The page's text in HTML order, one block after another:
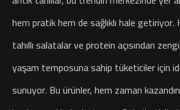
hem pratik hem de sağlıklı hale getiriyor.
tahıllı salatalar ve protein açısından
yaşam temposuna sahip tüketiciler için
sunuyor. Bu ürünler, hem zaman